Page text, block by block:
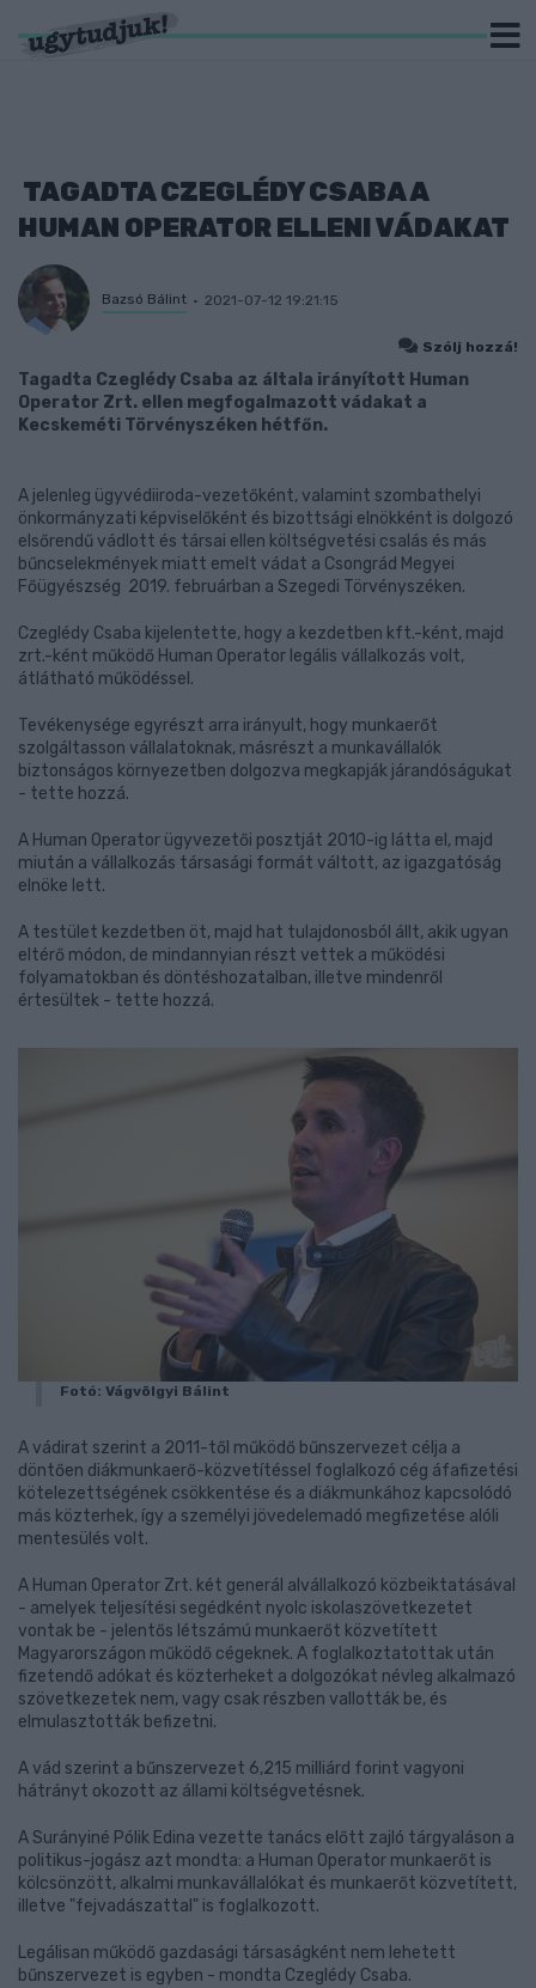
TAGADTA CZEGLÉDY CSABA A
HUMAN OPERATOR ELLENI VÁDAKAT
Bazsó Bálint 2021-07-12 19:21:15
Szólj hozzá!
Tagadta Czeglédy Csaba az általa irányított Human
Operator Zrt. ellen megfogalmazott vádakat a
Kecskeméti Törvényszéken hétfőn.
A jelenleg ügyvédiiroda-vezetőként, valamint szombathelyi
önkormányzati képviselőként és bizottsági elnökként is dolgozó
elsőrendű vádlott és társai ellen költségvetési csalás és más
bűncselekmények miatt emelt vádat a Csongrád Megyei
Főügyészség 2019. februárban a Szegedi Törvényszéken.
Czeglédy Csaba kijelentette, hogy a kezdetben kft.-ként, majd
zrt.-ként működő Human Operator legális vállalkozás volt,
átlátható működéssel.
Tevékenysége egyrészt arra irányult, hogy munkaerőt
szolgáltasson vállalatoknak, másrészt a munkavállalók
biztonságos környezetben dolgozva megkapják járandóságukat
- tette hozzá.
A Human Operator ügyvezetői posztját 2010-ig látta el, majd
miután a vállalkozás társasági formát váltott, az igazgatóság
elnöke lett.
A testület kezdetben öt, majd hat tulajdonosból állt, akik ugyan
eltérő módon, de mindannyian részt vettek a működési
folyamatokban és döntéshozatalban, illetve mindenről
értesültek - tette hozzá.
Fotó: Vágvölgyi Bálint
A vádirat szerint a 2011-től működő bűnszervezet célja a
döntően diákmunkaerő-közvetítéssel foglalkozó cég áfafizetési
kötelezettségének csökkentése és a diákmunkához kapcsolódó
más közterhek, így a személyi jövedelemadó megfizetése alóli
mentesülés volt.
A Human Operator Zrt. két generál alvállalkozó közbeiktatásával
- amelyek teljesítési segédként nyolc iskolaszövetkezetet
vontak be - jelentős létszámú munkaerőt közvetített
Magyarországon működő cégeknek. A foglalkoztatottak után
fizetendő adókat és közterheket a dolgozókat névleg alkalmazó
szövetkezetek nem, vagy csak részben vallották be, és
elmulasztották befizetni.
A vád szerint a bűnszervezet 6,215 milliárd forint vagyoni
hátrányt okozott az állami költségvetésnek.
A Surányiné Pólik Edina vezette tanács előtt zajló tárgyaláson a
politikus-jogász azt mondta: a Human Operator munkaerőt is
kölcsönzött, alkalmi munkavállalókat és munkaerőt közvetített,
illetve "fejvadászattal" is foglalkozott.
Legálisan működő gazdasági társaságként nem lehetett
bűnszervezet is egyben - mondta Czeglédy Csaba.